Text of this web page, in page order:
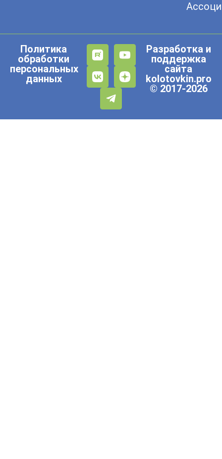
Политика
обработки
персональных
данных
Разработка и
поддержка
сайта
kolotovkin.pro
© 2017-2026